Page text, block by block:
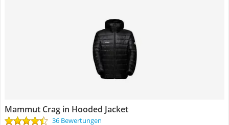
Mammut Crag in Hooded Jacket
36 Bewertungen